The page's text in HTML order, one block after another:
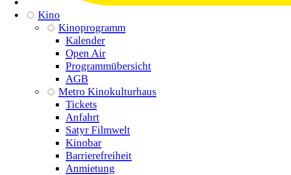
Kino
Kinoprogramm
Kalender
Open Air
Programmübersicht
AGB
Metro Kinokulturhaus
Tickets
Anfahrt
Satyr Filmwelt
Kinobar
Barrierefreiheit
Anmietung